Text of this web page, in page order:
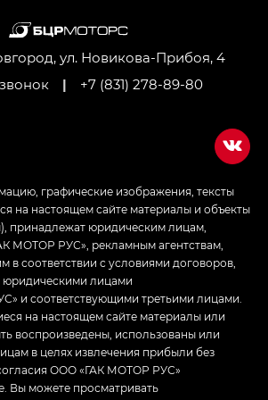
Джи Икс — GX,
— GX PREMIUM, ЛАУНЖ —
(Empow) в комплектации
ул. Новикова-Прибоя, 4
| +7 (831) 278-89-80
графические изображения, тексты
на настоящем сайте материалы и объекты
принадлежат юридическим лицам,
МОТОР РУС», рекламным агентствам,
в соответствии с условиями договоров,
лицами
и соответствующими третьими лицами.
на настоящем сайте материалы или
воспроизведены, использованы или
в целях извлечения прибыли без
ООО «ГАК МОТОР РУС»
Вы можете просматривать